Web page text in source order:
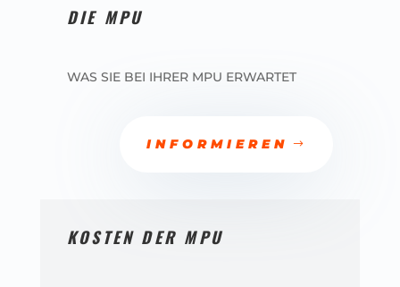
DIE MPU
WAS SIE BEI IHRER MPU ERWARTET
INFORMIEREN
KOSTEN DER MPU